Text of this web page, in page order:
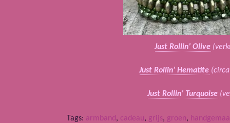
Just Rollin’ Olive
Just Rollin’ Hematite
Just Rollin’ Turquoise
Tags: armband , cadeau, grijs, groen,